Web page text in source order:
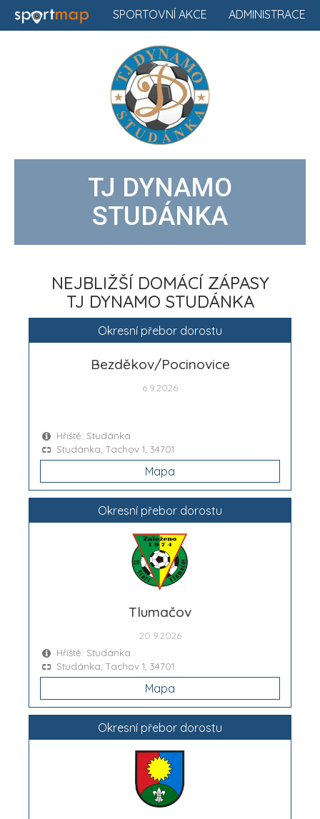
ADMINISTRACE
SPORTOVNÍ AKCE
TJ DYNAMO
STUDÁNKA
NEJBLIŽŠÍ DOMÁCÍ ZÁPASY
TJ DYNAMO STUDÁNKA
Okresní přebor dorostu
Bezděkov/Pocinovice
6.9.2026
Hřiště: Studánka
Studánka, Tachov 1, 34701
Mapa
Okresní přebor dorostu
Tlumačov
20.9.2026
Hřiště: Studánka
Studánka, Tachov 1, 34701
Mapa
Okresní přebor dorostu